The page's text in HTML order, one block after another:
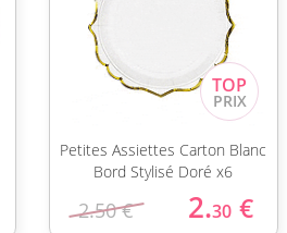
Petites Assiettes Carton Blanc
Bord Stylisé Doré x6
2.50 € 2.30 €